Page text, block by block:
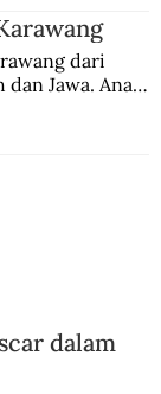
dari
Jawa. Anak
dalam